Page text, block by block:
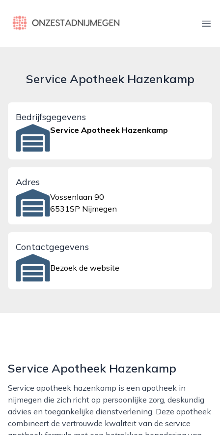
onzestadnijmegen.nl
Service Apotheek Hazenkamp
Bedrijfsgegevens
Service Apotheek Hazenkamp
Adres
Vossenlaan 90
6531SP Nijmegen
Contactgegevens
Bezoek de website
Service Apotheek Hazenkamp
Service apotheek hazenkamp is een apotheek in
nijmegen die zich richt op persoonlijke zorg, deskundig
advies en toegankelijke dienstverlening. Deze apotheek
combineert de vertrouwde kwaliteit van de service